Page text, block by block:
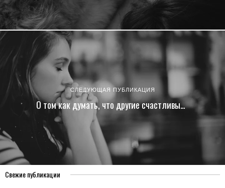
СЛЕДУЮЩАЯ ПУБЛИКАЦИЯ
О том как думать, что другие счастливы…
Свежие публикации